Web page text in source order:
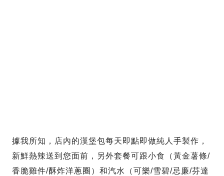
據我所知，店內的漢堡包每天即點即做純人手製作，
新鮮熱辣送到您面前，另外套餐可跟小食（黃金薯條/
香脆雞件/酥炸洋蔥圈）和汽水（可樂/雪碧/忌廉/芬達